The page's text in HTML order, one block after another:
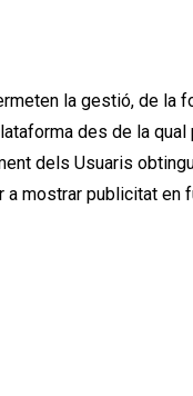
la gestió, de
des de la
dels Usuaris
mostrar publicitat en